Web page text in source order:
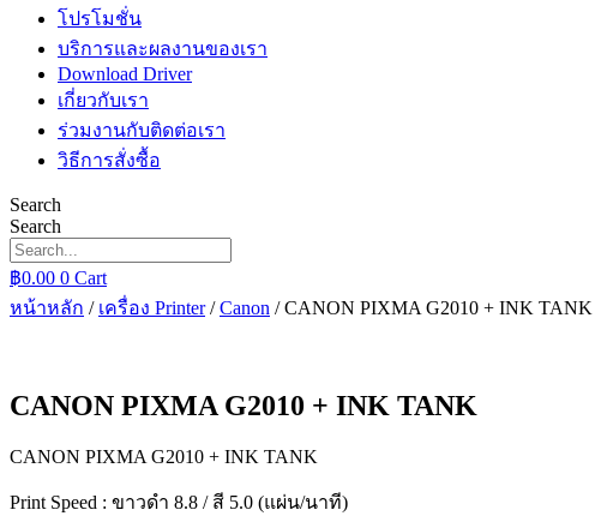
โปรโมชั่น
บริการและผลงานของเรา
Download Driver
เกี่ยวกับเรา
ร่วมงานกับติดต่อเรา
วิธีการสั่งซื้อ
Search
Search
฿0.00 0 Cart
หน้าหลัก / เครื่อง Printer/Canon / CANON PIXMA G2010 + INK TANK
CANON PIXMA G2010 + INK TANK
CANON PIXMA G2010 + INK TANK
Print Speed : ขาวดำ 8.8 / สี 5.0 (แผ่น/นาที)